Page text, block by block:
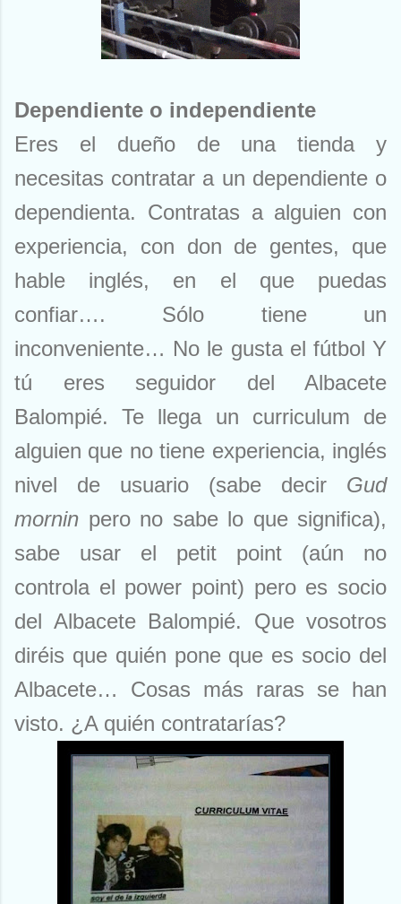
Dependiente o independiente
Eres el dueño de una tienda y
necesitas contratar a un dependiente o
dependienta. Contratas a alguien con
experiencia, con don de gentes, que
hable inglés, en el que puedas
confiar…. Sólo tiene un
inconveniente… No le gusta el fútbol Y
tú eres seguidor del Albacete
Balompié. Te llega un curriculum de
alguien que no tiene experiencia, inglés
nivel de usuario (sabe decir Gud
mornin pero no sabe lo que significa),
sabe usar el petit point (aún no
controla el power point) pero es socio
del Albacete Balompié. Que vosotros
diréis que quién pone que es socio del
Albacete… Cosas más raras se han
visto. ¿A quién contratarías?